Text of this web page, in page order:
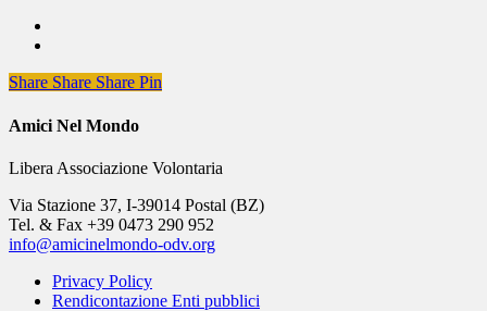
Share
Share Share Share Pin
Amici Nel Mondo
Libera Associazione Volontaria
Via Stazione 37, I-39014 Postal (BZ)
Tel. & Fax +39 0473 290 952
info@amicinelmondo-odv.org
Privacy Policy
Rendicontazione Enti pubblici